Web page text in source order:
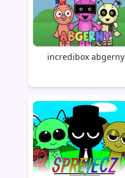
incredibox abgerny